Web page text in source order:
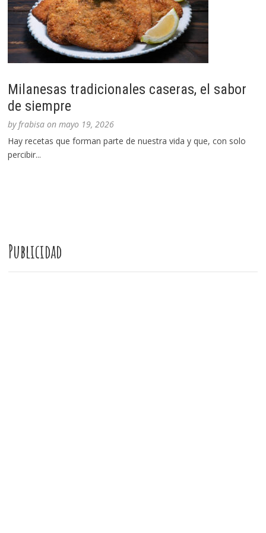
Milanesas tradicionales caseras, el sabor
de siempre
byfrabisa onmayo 19, 2026
Hay recetas que forman parte de nuestra vida y que, con solo
percibir...
Publicidad